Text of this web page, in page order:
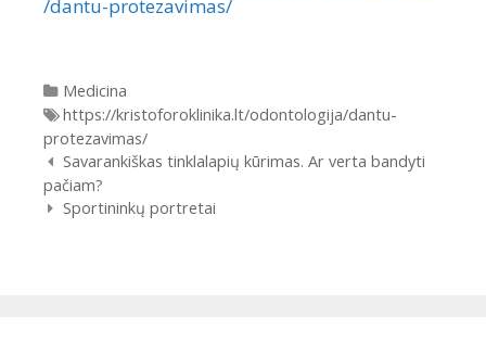
/dantu-protezavimas/
Kategorijos
Medicina
Gairės
https://kristoforoklinika.lt/odontologija/dantu-
protezavimas/
Įrašų
navigacija
Savarankiškas tinklalapių kūrimas. Ar verta bandyti
pačiam?
Sportininkų portretai